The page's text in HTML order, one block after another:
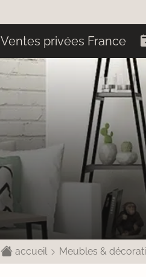
Ventes privées France
accueil Meubles &